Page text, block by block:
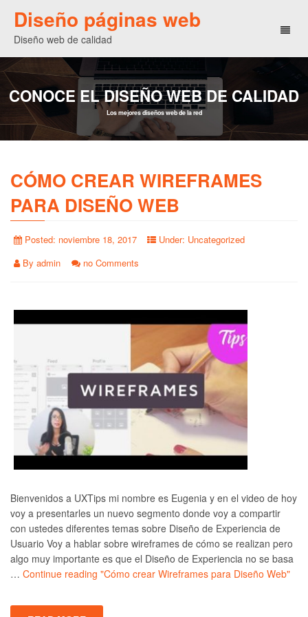
Diseño páginas web
Diseño web de calidad
CONOCE EL DISEÑO WEB DE CALIDAD
Los mejores diseños web de la red
CÓMO CREAR WIREFRAMES
PARA DISEÑO WEB
Posted: noviembre 18, 2017 Under: Uncategorized
By admin no Comments
Bienvenidos a UXTips mi nombre es Eugenia y en el video de hoy
voy a presentarles un nuevo segmento donde voy a compartir
con ustedes diferentes temas sobre Diseño de Experiencia de
Usuario Voy a hablar sobre wireframes de cómo se realizan pero
algo muy importante es que el Diseño de Experiencia no se basa
… Continue reading "Cómo crear Wireframes para Diseño Web"